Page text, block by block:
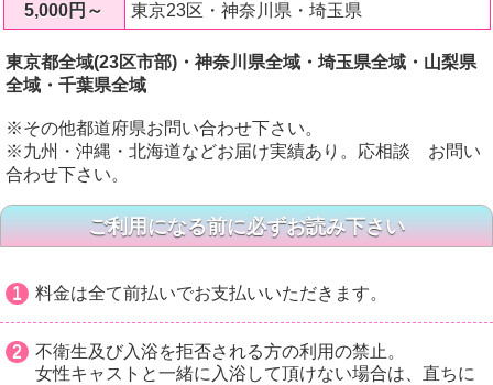
5,000円～
東京23区・神奈川県・埼玉県
東京都全域(23区市部)・神奈川県全域・埼玉県全域・山梨県
全域・千葉県全域
※その他都道府県お問い合わせ下さい。
※九州・沖縄・北海道などお届け実績あり。応相談 お問い
合わせ下さい。
ご利用になる前に必ずお読み下さい
料金は全て前払いでお支払いいただきます。
不衛生及び入浴を拒否される方の利用の禁止。
女性キャストと一緒に入浴して頂けない場合は、直ちに